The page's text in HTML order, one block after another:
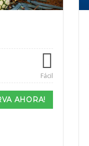
Fácil
AHORA!